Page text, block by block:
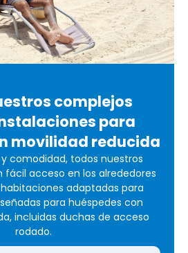
complejos
para
movilidad reducida
comodidad, todos nuestros
acceso en los alrededores
adaptadas para
para huéspedes con
incluidas duchas de acceso
rodado.